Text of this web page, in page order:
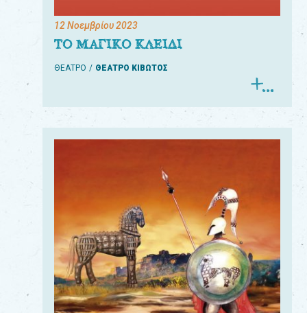
12 Νοεμβρίου 2023
ΤΟ ΜΑΓΙΚΟ ΚΛΕΙΔΙ
ΘΕΑΤΡΟ ΘΕΑΤΡΟ ΚΙΒΩΤΟΣ